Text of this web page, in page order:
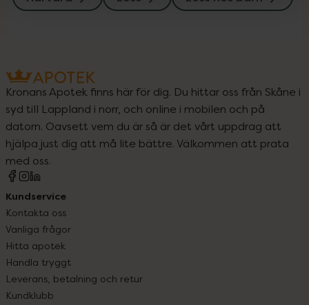
Kronans Apotek finns här för dig. Du hittar oss från Skåne i
syd till Lappland i norr, och online i mobilen och på
datorn. Oavsett vem du är så är det vårt uppdrag att
hjälpa just dig att må lite bättre. Välkommen att prata
med oss.
Kundservice
Kontakta oss
Vanliga frågor
Hitta apotek
Handla tryggt
Leverans, betalning och retur
Kundklubb